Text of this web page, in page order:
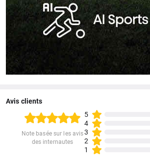
Avis clients
Note basée sur les avis
des internautes
5
4
3
2
1